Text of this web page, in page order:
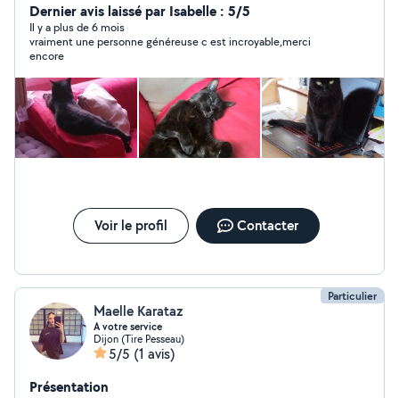
aux devoirs (anglais, français). Garde de chat (j'en ai moi
même, une minette). Aide informatique.
Dernier avis laissé par Isabelle : 5/5
Il y a plus de 6 mois
vraiment une personne généreuse c est incroyable,merci
encore
Voir le profil Contacter
Particulier
Maelle Karataz
A votre service
Dijon (Tire Pesseau)
5/5 (1 avis)
Présentation